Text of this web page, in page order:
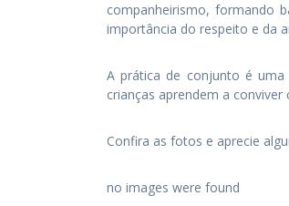
companheirismo, formando
importância do respeito e da
A prática de conjunto é
crianças aprendem a conviver
Confira as fotos e aprecie
no images were found